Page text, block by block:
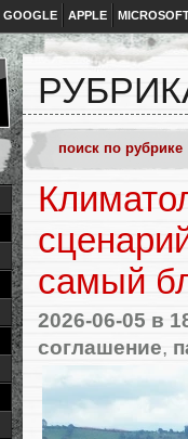
GOOGLE APPLE
самый
2026-06-05 в
соглашение,